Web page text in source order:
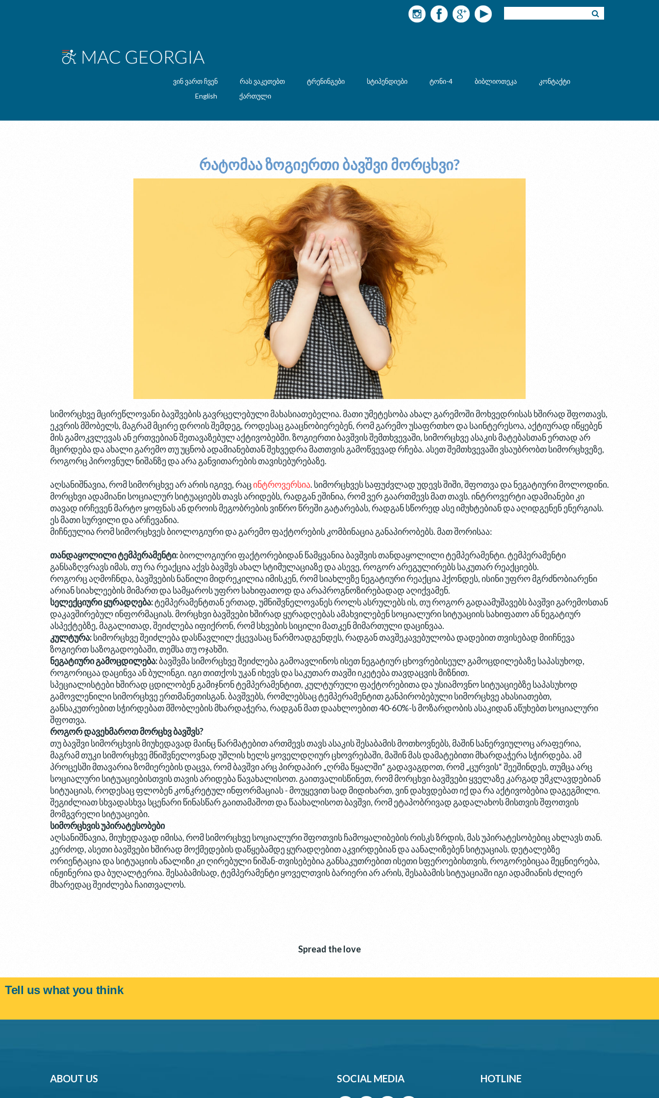
ვინ ვართ ჩვენ რას ვაკეთებთ ტრენინგები სტიპენდიები ტონი-4 ბიბლიოთეკა
კონტაქტი
English
ქართული
რატომაა ზოგიერთი ბავშვი მორცხვი?
სიმორცხვე მცირეწლოვანი ბავშვების გავრცელებული მახასიათებელია. მათი უმეტესობა ახალ გარემოში მოხვედრისას ხშირად შფოთავს,
ეკვრის მშობელს, მაგრამ მცირე დროის შემდეგ, როდესაც გააცნობიერებენ, რომ გარემო უსაფრთხო და საინტერესოა, აქტიურად იწყებენ
მის გამოკვლევას ან ერთვებიან შეთავაზებულ აქტივობებში. ზოგიერთი ბავშვის შემთხვევაში, სიმორცხვე ასაკის მატებასთან ერთად არ
მცირდება და ახალი გარემო თუ უცნობ ადამიანებთან შეხვედრა მათთვის გამოწვევად რჩება. ასეთ შემთხვევაში ვსაუბრობთ სიმორცხვეზე,
როგორც პიროვნულ ნიშანზე და არა განვითარების თავისებურებაზე.
აღსანიშნავია, რომ სიმორცხვე არ არის იგივე, რაცინტროვერსია. სიმორცხვეს საფუძვლად უდევს შიში, შფოთვა და ნეგატიური მოლოდინი.
მორცხვი ადამიანი სოციალურ სიტუაციებს თავს არიდებს, რადგან ეშინია, რომ ვერ გაართმევს მათ თავს. ინტროვერტი ადამიანები კი
თავად ირჩევენ მარტო ყოფნას ან დროის მეგობრების ვიწრო წრეში გატარებას, რადგან სწორედ ასე იმუხტებიან და აღიდგენენ ენერგიას.
ეს მათი სურვილი და არჩევანია.
მიჩნეულია რომ სიმორცხვეს ბიოლოგიური და გარემო ფაქტორების კომბინაცია განაპირობებს. მათ შორისაა:
თანდაყოლილი ტემპერამენტი:ბიოლოგიური ფაქტორებიდან წამყვანია ბავშვის თანდაყოლილი ტემპერამენტი. ტემპერამენტი
განსაზღვრავს იმას, თუ რა რეაქცია აქვს ბავშვს ახალ სტიმულაციაზე და ასევე, როგორ არეგულირებს საკუთარ რეაქციებს.
როგორც აღმოჩნდა, ბავშვების ნაწილი მიდრეკილია იმისკენ, რომ სიახლეზე ნეგატიური რეაქცია ჰქონდეს, ისინი უფრო მგრძნობიარენი
არიან სიახლეების მიმართ და სამყაროს უფრო სახიფათოდ და არაპროგნოზირებადად აღიქვამენ.
სელექციური ყურადღება:ტემპერამენტთან ერთად, უმნიშვნელოვანეს როლს ასრულებს ის, თუ როგორ გადაამუშავებს ბავშვი გარემოსთან
დაკავშირებულ ინფორმაციას. მორცხვი ბავშვები ხშირად ყურადღებას ამახვილებენ სოციალური სიტუაციის სახიფათო ან ნეგატიურ
ასპექტებზე, მაგალითად, შეიძლება იფიქრონ, რომ სხვების სიცილი მათკენ მიმართული დაცინვაა.
კულტურა:სიმორცხვე შეიძლება დასწავლილ ქცევასაც წარმოადგენდეს, რადგან თავშეკავებულობა დადებით თვისებად მიიჩნევა
ზოგიერთ საზოგადოებაში, თემსა თუ ოჯახში.
ნეგატიური გამოცდილება:ბავშვმა სიმორცხვე შეიძლება გამოავლინოს ისეთ ნეგატიურ ცხოვრებისეულ გამოცდილებაზე საპასუხოდ,
როგორიცაა დაცინვა ან ბულინგი. იგი თითქოს უკან იხევს და საკუთარ თავში იკეტება თავდაცვის მიზნით.
სპეციალისტები ხშირად ცდილობენ გამიჯნონ ტემპერამენტით, კულტურული ფაქტორებითა და უსიამოვნო სიტუაციებზე საპასუხოდ
გამოვლენილი სიმორცხვე ერთმანეთისგან.ბავშვებს, რომლებსაც ტემპერამენტით განპირობებული სიმორცხვე ახასიათებთ,
განსაკუთრებით სჭირდებათ მშობლების მხარდაჭერა, რადგან მათ დაახლოებით 40-60%-ს მოზარდობის ასაკიდან აწუხებთ სოციალური
შფოთვა.
როგორ დავეხმაროთ მორცხვ ბავშვს?
თუ ბავშვი სიმორცხვის მიუხედავად მაინც წარმატებით ართმევს თავს ასაკის შესაბამის მოთხოვნებს, მაშინ სანერვიულოც არაფერია,
მაგრამ თუკი სიმორცხვე მნიშვნელოვნად უშლის ხელს ყოველდღიურ ცხოვრებაში, მაშინ მას დამატებითი მხარდაჭერა სჭირდება. ამ
პროცესში მთავარია ზომიერების დაცვა, რომ ბავშვი არც პირდაპირ „ღრმა წყალში“ გადავაგდოთ, რომ „ცურვის“ შეეშინდეს, თუმცა არც
სოციალური სიტუაციებისთვის თავის არიდება წავახალისოთ. გაითვალისწინეთ, რომ მორცხვი ბავშვები ყველაზე კარგად უმკლავდებიან
სიტუაციას, როდესაც ფლობენ კონკრეტულ ინფორმაციას - მოუყევით სად მიდიხართ, ვინ დახვდებათ იქ და რა აქტივობებია დაგეგმილი.
შეგიძლიათ სხვადასხვა სცენარი წინასწარ გაითამაშოთ და წაახალისოთ ბავშვი, რომ ეტაპობრივად გადალახოს მისთვის შფოთვის
მომგვრელი სიტუაციები.
სიმორცხვის უპირატესობები
აღსანიშნავია, მიუხედავად იმისა, რომ სიმორცხვე სოციალური შფოთვის ჩამოყალიბების რისკს ზრდის, მას უპირატესობებიც ახლავს თან.
კერძოდ, ასეთი ბავშვები ხშირად მოქმედების დაწყებამდე ყურადღებით აკვირდებიან და აანალიზებენ სიტუაციას. დეტალებზე
ორიენტაცია და სიტუაციის ანალიზი კი ღირებული ნიშან-თვისებებია განსაკუთრებით ისეთი სფეროებისთვის, როგორებიცაა მეცნიერება,
ინჟინერია და ბუღალტერია. შესაბამისად, ტემპერამენტი ყოველთვის ბარიერი არ არის, შესაბამის სიტუაციაში იგი ადამიანის ძლიერ
მხარედაც შეიძლება ჩაითვალოს.
Spread the love
Tell us what you think
ABOUT US SOCIAL MEDIA HOTLINE